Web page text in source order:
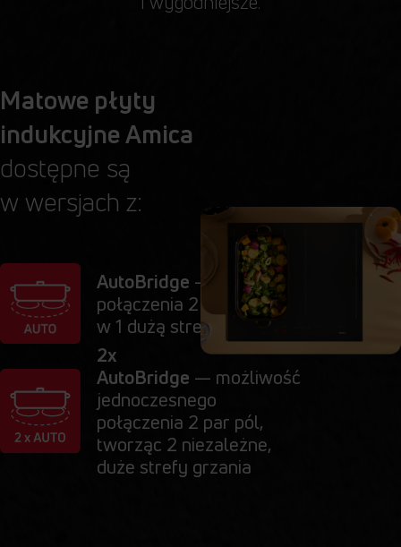
Matowe płyty
indukcyjne Amica
dostępne są
w wersjach z:
AutoBridge — możliwość
połączenia 2 pól
w 1 dużą strefę grzania
2x
AutoBridge — możliwość
jednoczesnego
połączenia 2 par pól,
tworząc 2 niezależne,
duże strefy grzania